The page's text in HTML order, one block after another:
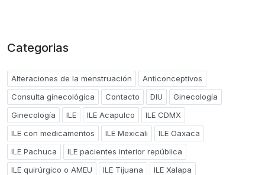
Categorias
Alteraciones de la menstruación
Anticonceptivos
Consulta ginecológica
Contacto DIU
Ginecología
Ginecología
ILE ILE Acapulco
ILE CDMX
ILE con medicamentos
ILE Mexicali
ILE Oaxaca
ILE Pachuca
ILE pacientes interior república
ILE quirúrgico o AMEU
ILE Tijuana
ILE Xalapa